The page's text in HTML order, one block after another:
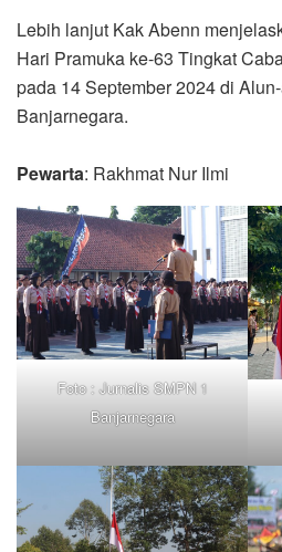
Lebih lanjut Kak Abenn
Hari Pramuka ke-63 Tingkat
pada 14 September 2024 di
Banjarnegara.
Pewarta: Rakhmat Nur Ilmi
Foto : Jurnalis SMPN 1
Banjarnegara